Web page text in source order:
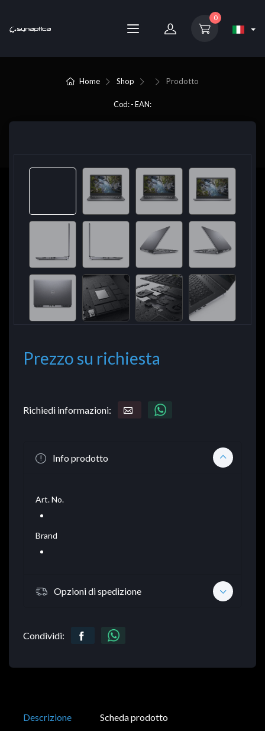
0
Home Shop Prodotto
Cod: - EAN:
Prezzo su richiesta
Richiedi informazioni:
Info prodotto
Art. No.
Brand
Opzioni di spedizione
Condividi:
Descrizione Scheda prodotto